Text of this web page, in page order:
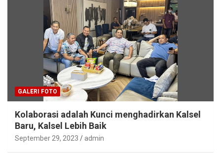
GALERI FOTO
Kolaborasi adalah Kunci menghadirkan Kalsel
Baru, Kalsel Lebih Baik
September 29, 2023 admin